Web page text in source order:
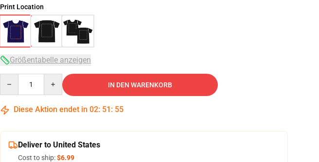
Print Location
Größentabelle anzeigen
IN DEN WARENKORB
Diese Aktion endet in 02: 51 : 54
Deliver to United States
Cost to ship:$6.99